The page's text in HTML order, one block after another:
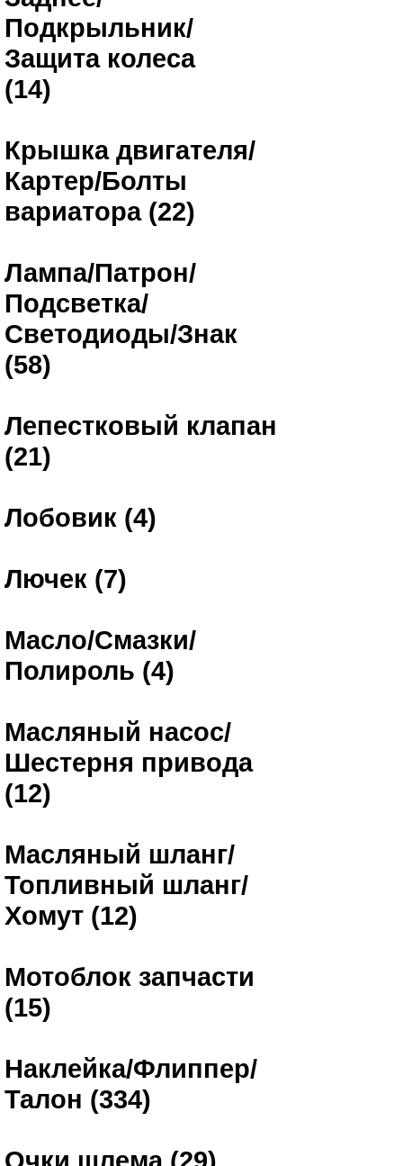
Подкрыльник/
Защита колеса
(14)
Крышка двигателя/
Картер/Болты
вариатора (22)
Лампа/Патрон/
Подсветка/
Светодиоды/Знак
(58)
Лепестковый клапан
(21)
Лобовик (4)
Лючек (7)
Масло/Смазки/
Полироль (4)
Масляный насос/
Шестерня привода
(12)
Масляный шланг/
Топливный шланг/
Хомут (12)
Мотоблок запчасти
(15)
Наклейка/Флиппер/
Талон (334)